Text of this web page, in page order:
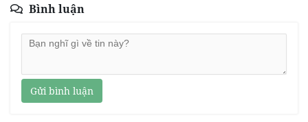
Bình luận
Gửi bình luận